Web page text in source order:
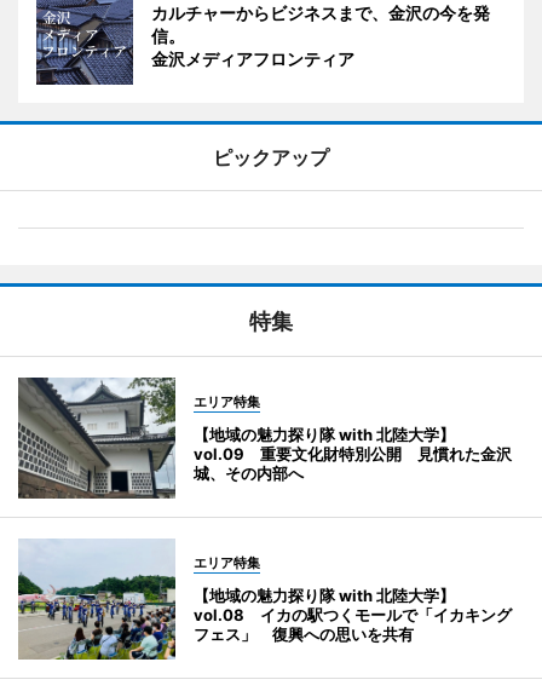
カルチャーからビジネスまで、金沢の今を発
信。
金沢メディアフロンティア
ピックアップ
特集
エリア特集
【地域の魅力探り隊 with 北陸大学】
vol.09 重要文化財特別公開 見慣れた金沢
城、その内部へ
エリア特集
【地域の魅力探り隊 with 北陸大学】
vol.08 イカの駅つくモールで「イカキング
フェス」 復興への思いを共有